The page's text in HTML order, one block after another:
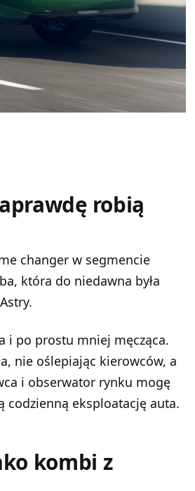
robią
changer w segmencie
która do niedawna była
i po prostu mniej męcząca.
nie oślepiając kierowców, a
i obserwator rynku mogę
eksploatację auta.
kombi z